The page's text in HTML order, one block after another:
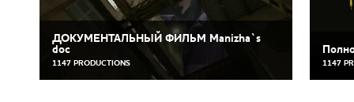
ДОКУМЕНТАЛЬНЫЙ ФИЛЬМ Manizha`s
doc
1147 PRODUCTIONS 1147